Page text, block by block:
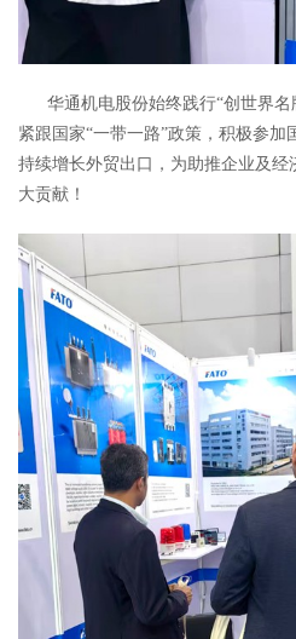
华通机电股份始终践行“创世界名
紧跟国家“一带一路”政策，积极参加
持续增长外贸出口，为助推企业及经
大贡献！